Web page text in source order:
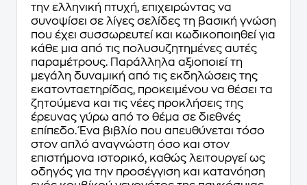
την ελληνική πτυχή, επιχειρώντας να
συνοψίσει σε λίγες σελίδες τη βασική γνώση
που έχει συσσωρευτεί και κωδικοποιηθεί για
κάθε μια από τις πολυσυζητημένες αυτές
παραμέτρους. Παράλληλα αξιοποιεί τη
μεγάλη δυναμική από τις εκδηλώσεις της
εκατονταετηρίδας, προκειμένου να θέσει τα
ζητούμενα και τις νέες προκλήσεις της
έρευνας γύρω από το θέμα σε διεθνές
επίπεδο. Ένα βιβλίο που απευθύνεται τόσο
στον απλό αναγνώστη όσο και στον
επιστήμονα ιστορικό, καθώς λειτουργεί ως
οδηγός για την προσέγγιση και κατανόηση